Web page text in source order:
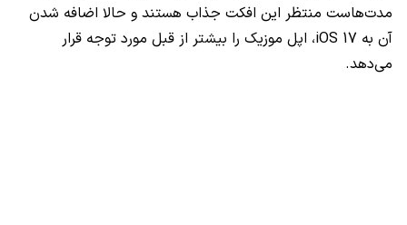
مدت‌هاست منتظر این افکت جذاب هستند و حالا اضافه شدن
آن به iOS 17، اپل موزیک را بیشتر از قبل مورد توجه قرار
می‌دهد.